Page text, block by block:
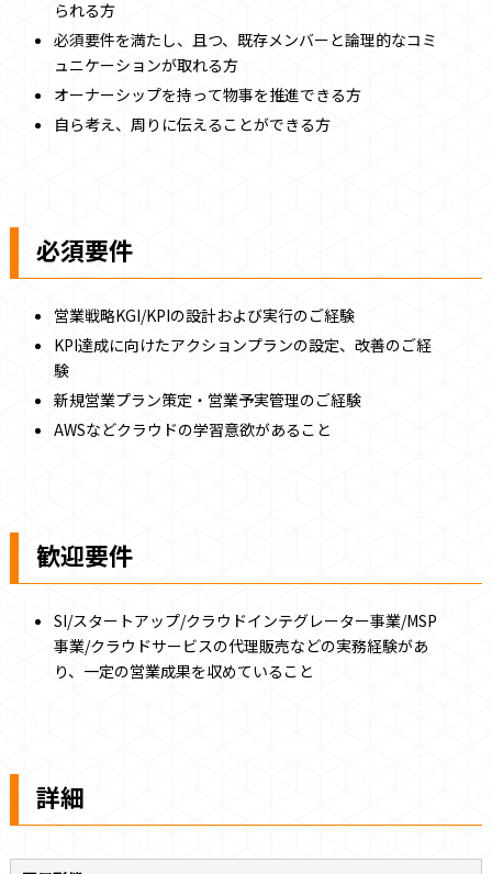
られる方
必須要件を満たし、且つ、既存メンバーと論理的なコミ
ュニケーションが取れる方
オーナーシップを持って物事を推進できる方
自ら考え、周りに伝えることができる方
必須要件
営業戦略KGI/KPIの設計および実行のご経験
KPI達成に向けたアクションプランの設定、改善のご経
験
新規営業プラン策定・営業予実管理のご経験
AWSなどクラウドの学習意欲があること
歓迎要件
SI/スタートアップ/クラウドインテグレーター事業/MSP
事業/クラウドサービスの代理販売などの実務経験があ
り、一定の営業成果を収めていること
詳細